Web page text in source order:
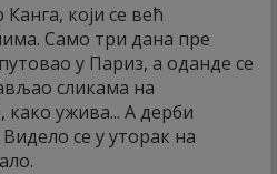
који се већ
Само три дана пре
у Париз, а оданде се
сликама на
ужива... А дерби
се у уторак на